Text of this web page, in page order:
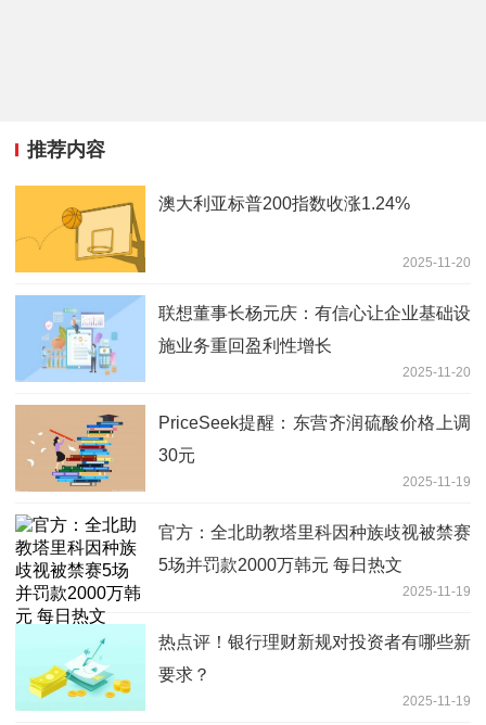
推荐内容
澳大利亚标普200指数收涨1.24%
2025-11-20
联想董事长杨元庆：有信心让企业基础设
施业务重回盈利性增长
2025-11-20
PriceSeek提醒：东营齐润硫酸价格上调
30元
2025-11-19
官方：全北助教塔里科因种族歧视被禁赛
5场并罚款2000万韩元 每日热文
2025-11-19
热点评！银行理财新规对投资者有哪些新
要求？
2025-11-19